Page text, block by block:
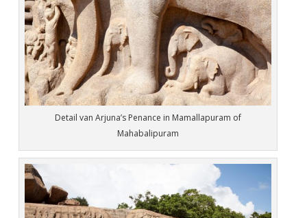
Detail van Arjuna’s Penance in Mamallapuram of
Mahabalipuram